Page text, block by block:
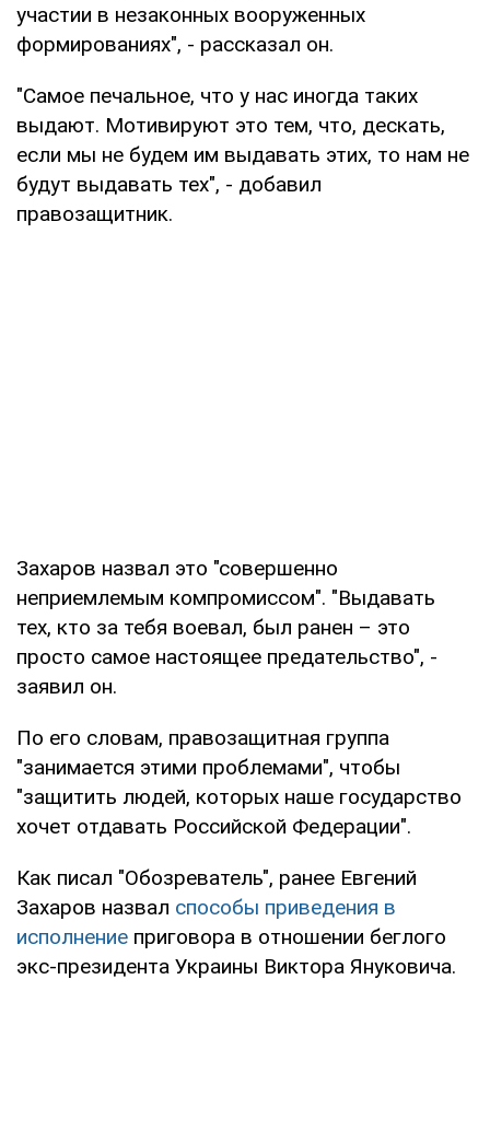
участии в незаконных вооруженных
формированиях", - рассказал он.
"Самое печальное, что у нас иногда таких
выдают. Мотивируют это тем, что, дескать,
если мы не будем им выдавать этих, то нам не
будут выдавать тех", - добавил
правозащитник.
Захаров назвал это "совершенно
неприемлемым компромиссом". "Выдавать
тех, кто за тебя воевал, был ранен – это
просто самое настоящее предательство", -
заявил он.
По его словам, правозащитная группа
"занимается этими проблемами", чтобы
"защитить людей, которых наше государство
хочет отдавать Российской Федерации".
Как писал "Обозреватель", ранее Евгений
Захаров назвал способы приведения в
исполнение приговора в отношении беглого
экс-президента Украины Виктора Януковича.